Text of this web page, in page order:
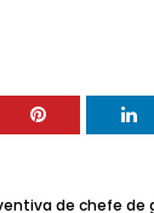
de chefe de